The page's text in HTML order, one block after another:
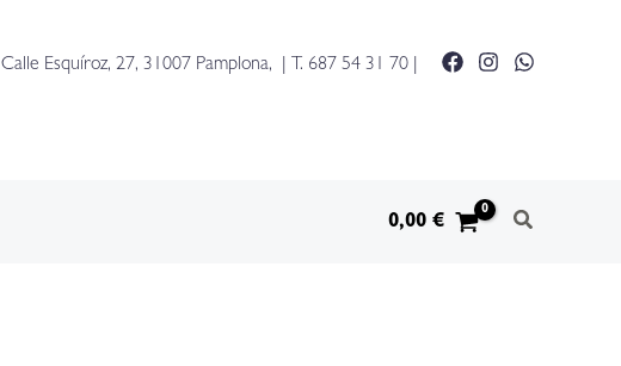
Calle Esquíroz, 27, 31007 Pamplona, | T. 687 54 31 70
0,00€